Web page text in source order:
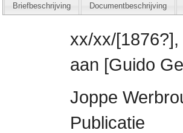
Briefbeschrijving Documentbeschrijving
xx/xx/
aan [Guido
Joppe
Publicatie